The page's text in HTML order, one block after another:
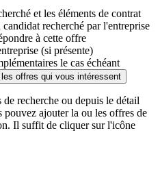
et les éléments de contrat
recherché par l'entreprise
à cette offre
(si présente)
le cas échéant
offres qui vous intéressent
recherche ou depuis le détail
ajouter la ou les offres de
Il suffit de cliquer sur l'icône